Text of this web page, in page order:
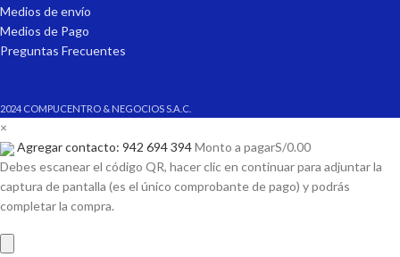
Medios de envío
Medios de Pago
Preguntas Frecuentes
2024 COMPUCENTRO & NEGOCIOS S.A.C.
×
Agregar contacto: 942 694 394Monto a pagarS/0.00
Debes escanear el código QR, hacer clic en continuar para adjuntar la
captura de pantalla (es el único comprobante de pago) y podrás
completar la compra.